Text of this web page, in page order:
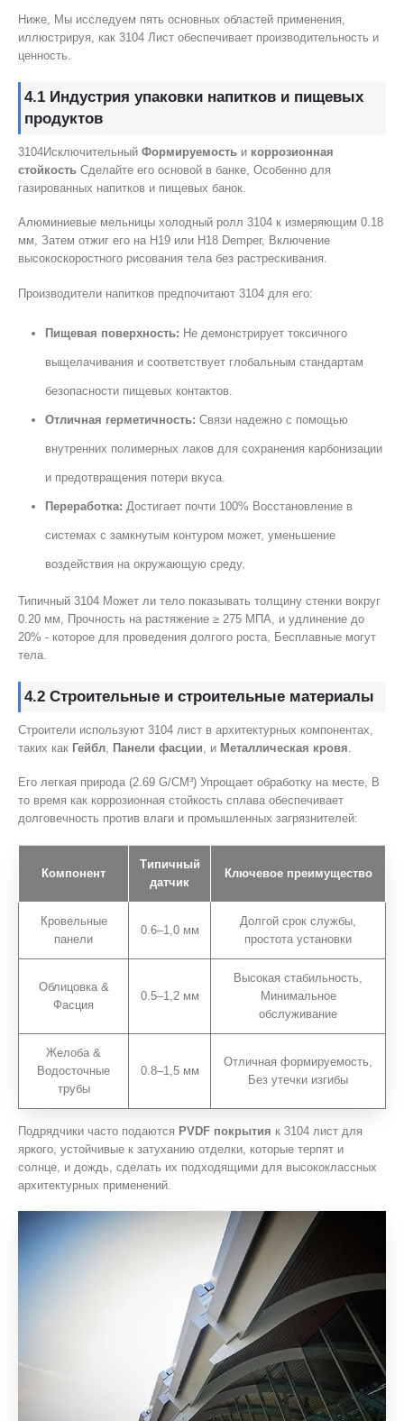
Ниже, Мы исследуем пять основных областей применения,
иллюстрируя, как 3104 Лист обеспечивает производительность и
ценность.
4.1 Индустрия упаковки напитков и пищевых
продуктов
3104Исключительный Формируемость и коррозионная
стойкость Сделайте его основой в банке, Особенно для
газированных напитков и пищевых банок.
Алюминиевые мельницы холодный ролл 3104 к измеряющим 0.18
мм, Затем отжиг его на H19 или H18 Demper, Включение
высокоскоростного рисования тела без растрескивания.
Производители напитков предпочитают 3104 для его:
Пищевая поверхность: Не демонстрирует токсичного
выщелачивания и соответствует глобальным стандартам
безопасности пищевых контактов.
Отличная герметичность: Связи надежно с помощью
внутренних полимерных лаков для сохранения карбонизации
и предотвращения потери вкуса.
Переработка: Достигает почти 100% Восстановление в
системах с замкнутым контуром может, уменьшение
воздействия на окружающую среду.
Типичный 3104 Может ли тело показывать толщину стенки вокруг
0.20 мм, Прочность на растяжение ≥ 275 МПА, и удлинение до
20% - которое для проведения долгого роста, Бесплавные могут
тела.
4.2 Строительные и строительные материалы
Строители используют 3104 лист в архитектурных компонентах,
таких как Гейбл Панели фасции , и Металлическая кровя
Его легкая природа (2.69 G/CM³) Упрощает обработку на месте, В
то время как коррозионная стойкость сплава обеспечивает
долговечность против влаги и промышленных загрязнителей:
Компонент
Типичный
датчик
Ключевое преимущество
Кровельные
панели
0.6–1,0 мм
Долгой срок службы,
простота установки
Облицовка &
Фасция
0.5–1,2 мм
Высокая стабильность,
Минимальное
обслуживание
Желоба &
Водосточные
трубы
0.8–1,5 мм
Отличная формируемость,
Без утечки изгибы
Подрядчики часто подаются PVDF покрытия к 3104 лист для
яркого, устойчивые к затуханию отделки, которые терпят и
солнце, и дождь, сделать их подходящими для высококлассных
архитектурных применений.